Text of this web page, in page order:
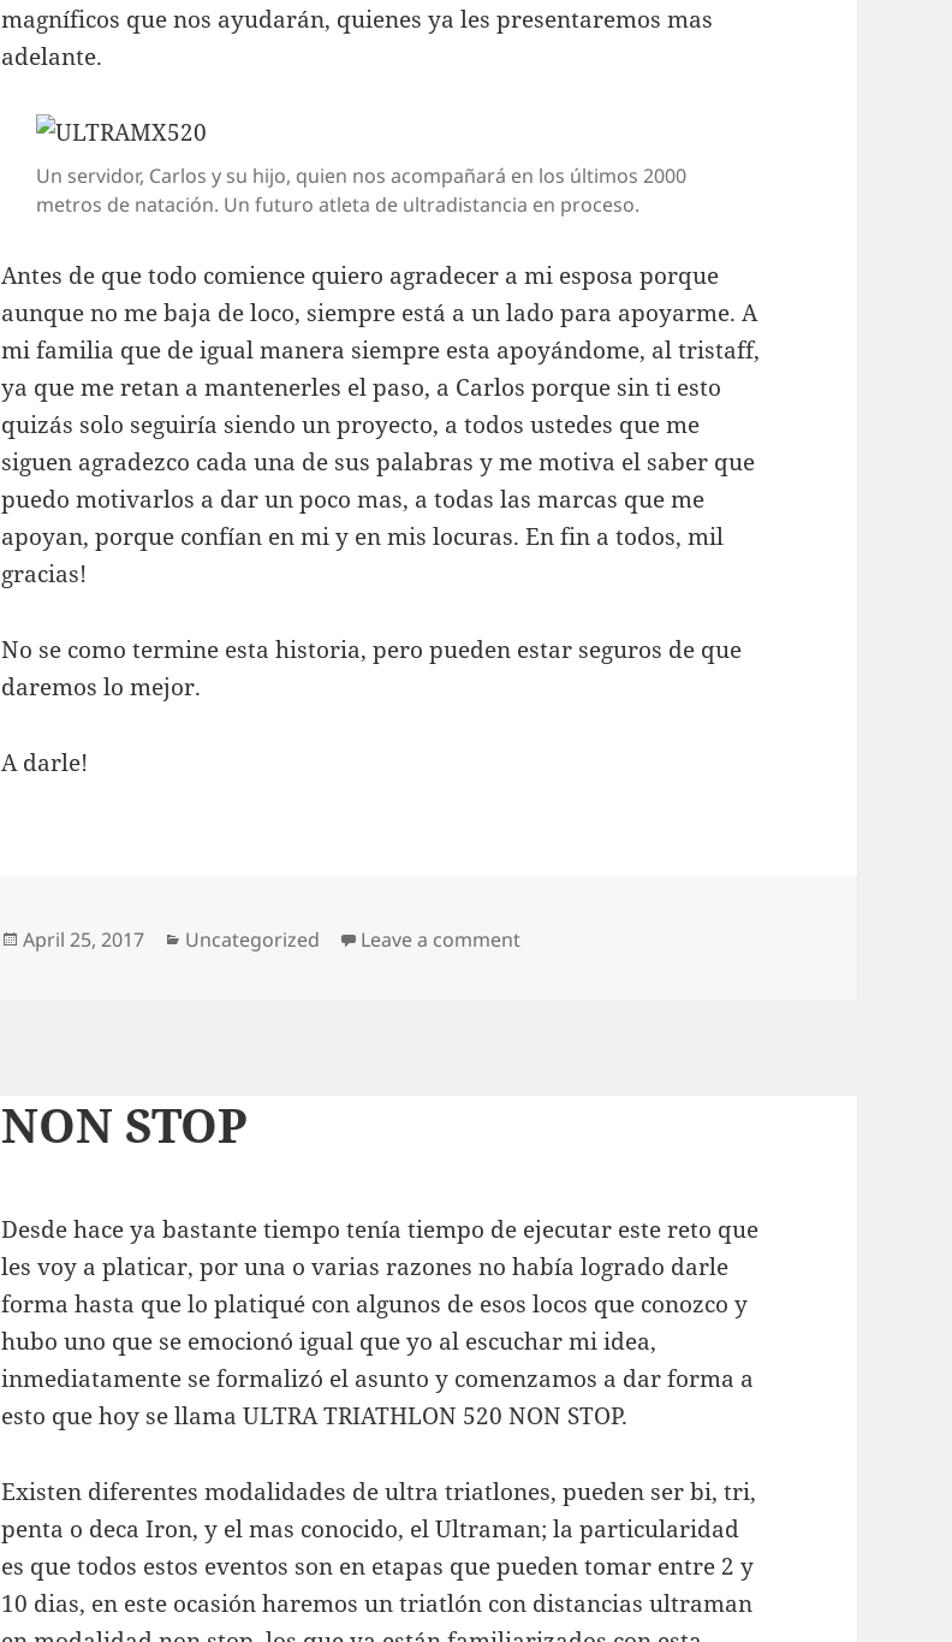
magníficos que nos ayudarán, quienes ya les presentaremos mas
adelante.
Un servidor, Carlos y su hijo, quien nos acompañará en los últimos 2000
metros de natación. Un futuro atleta de ultradistancia en proceso.
Antes de que todo comience quiero agradecer a mi esposa porque
aunque no me baja de loco, siempre está a un lado para apoyarme. A
mi familia que de igual manera siempre esta apoyándome, al tristaff,
ya que me retan a mantenerles el paso, a Carlos porque sin ti esto
quizás solo seguiría siendo un proyecto, a todos ustedes que me
siguen agradezco cada una de sus palabras y me motiva el saber que
puedo motivarlos a dar un poco mas, a todas las marcas que me
apoyan, porque confían en mi y en mis locuras. En fin a todos, mil
gracias!
No se como termine esta historia, pero pueden estar seguros de que
daremos lo mejor.
A darle!
Posted
April 25, 2017 Categories
Uncategorized Leave a commenton SIN MIEDO Y ATERRADO A LA VEZ
NON STOP
Desde hace ya bastante tiempo tenía tiempo de ejecutar este reto que
les voy a platicar, por una o varias razones no había logrado darle
forma hasta que lo platiqué con algunos de esos locos que conozco y
hubo uno que se emocionó igual que yo al escuchar mi idea,
inmediatamente se formalizó el asunto y comenzamos a dar forma a
esto que hoy se llama ULTRA TRIATHLON 520 NON STOP.
Existen diferentes modalidades de ultra triatlones, pueden ser bi, tri,
penta o deca Iron, y el mas conocido, el Ultraman; la particularidad
es que todos estos eventos son en etapas que pueden tomar entre 2 y
10 dias, en este ocasión haremos un triatlón con distancias ultraman